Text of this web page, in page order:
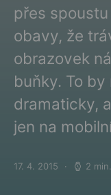
přes
obavy, že
obrazovek
buňky. To
dramaticky,
jen na
Posted on
17. 4. 2015 2